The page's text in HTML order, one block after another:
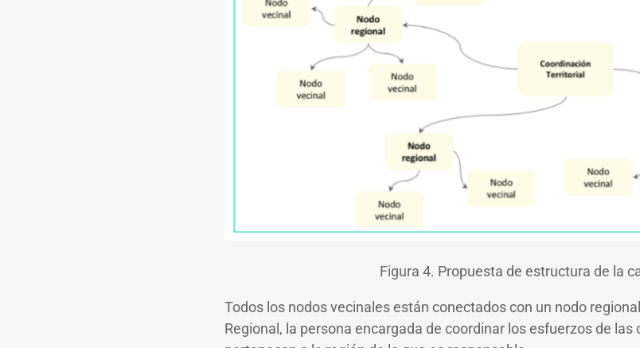
Figura 4. Propuesta de estructura de la
Todos los nodos vecinales están conectados con un nodo
Regional, la persona encargada de coordinar los esfuerzos de las